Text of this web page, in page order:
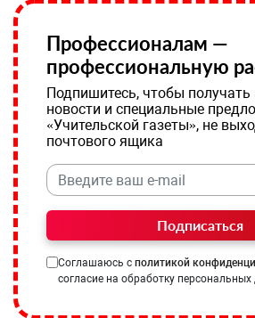
Профессионалам —
профессиональную
Подпишитесь, чтобы
новости и специальные
«Учительской газеты», не
почтового ящика
Подписаться
Соглашаюсь с политикой
согласие на обработку